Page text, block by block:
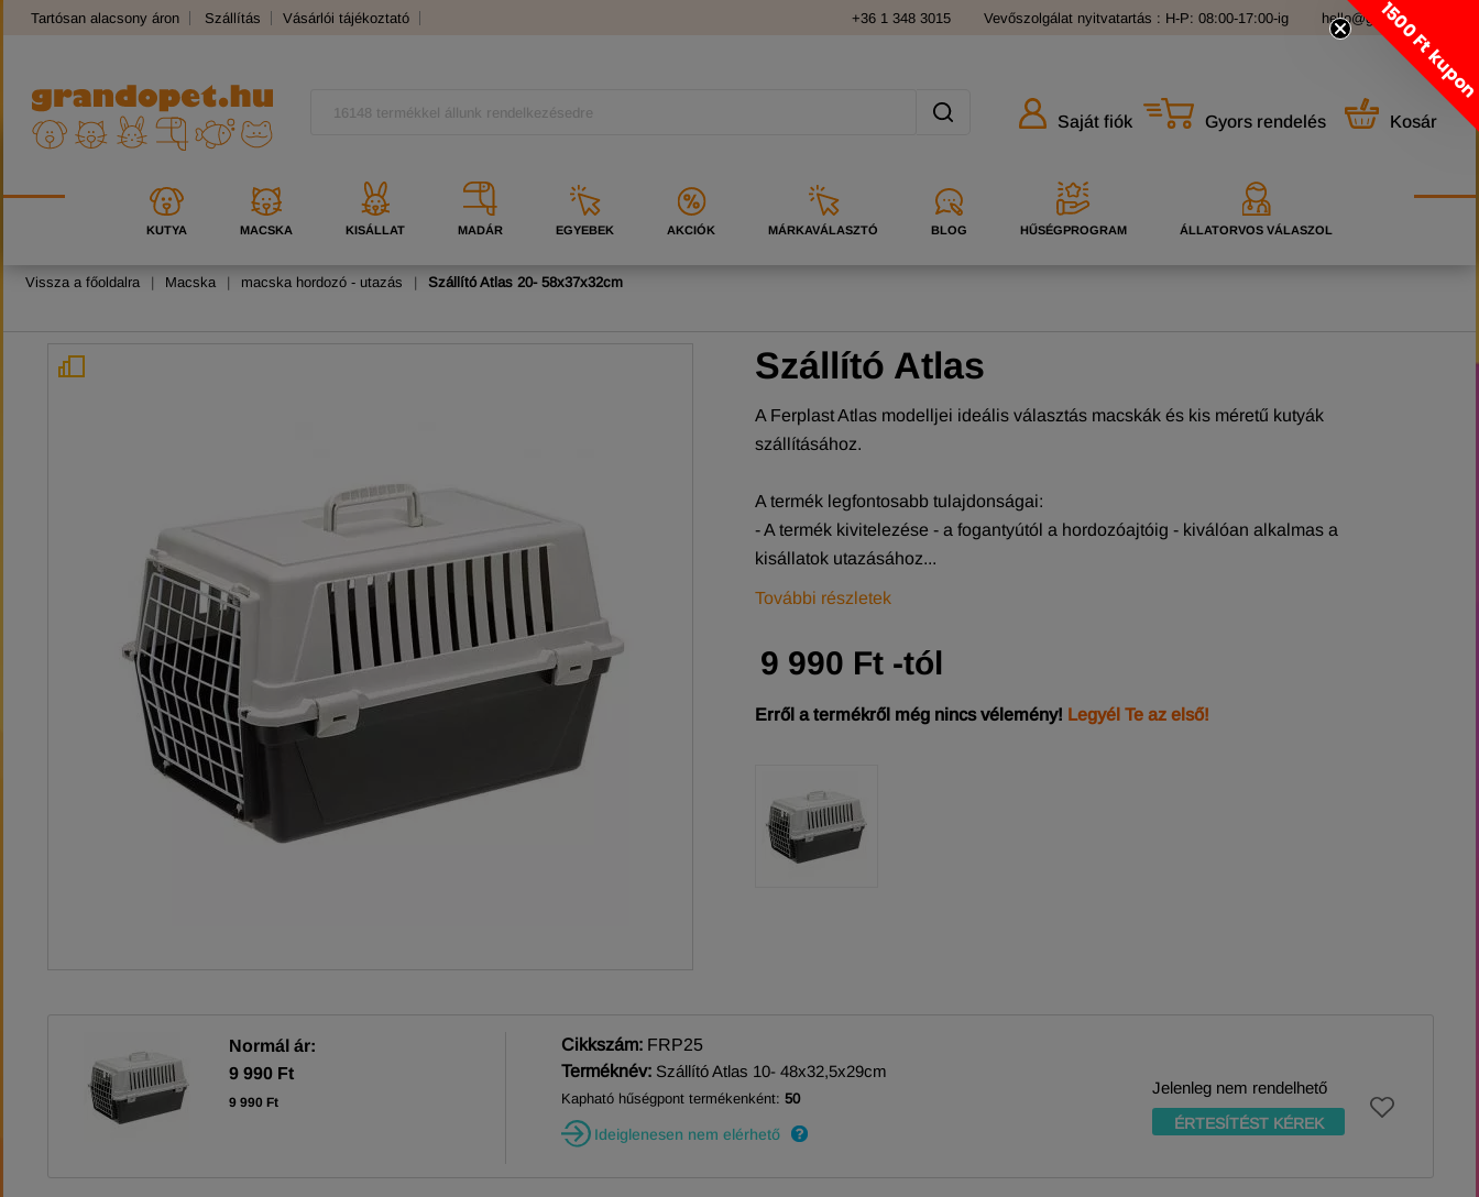
Tartósan alacsony áron Szállítás Vásárlói tájékoztató +36 1 348 3015 Vevőszolgálat nyitvatartás : H-P: 08:00-17:00-ig hello@grandopet.hu
Saját fiók Gyors rendelés Kosár
KUTYA MACSKA KISÁLLAT MADÁR EGYEBEK AKCIÓK MÁRKAVÁLASZTÓ BLOG HŰSÉGPROGRAM ÁLLATORVOS VÁLASZOL
Vissza a főoldalra | Macska | macska hordozó - utazás | Szállító Atlas 20- 58x37x32cm
Szállító Atlas
A Ferplast Atlas modelljei ideális választás macskák és kis méretű kutyák
szállításához.
A termék legfontosabb tulajdonságai:
- A termék kivitelezése - a fogantyútól a hordozóajtóig - kiválóan alkalmas a
kisállatok utazásához...
További részletek
9 990 Ft -tól
Erről a termékről még nincs vélemény! Legyél Te az első!
Normál ár:
9 990 Ft
9 990 Ft
Cikkszám: FRP25
Terméknév: Szállító Atlas 10- 48x32,5x29cm
Kapható hűségpont termékenként: 50
Ideiglenesen nem elérhető
Jelenleg nem rendelhető
ÉRTESÍTÉST KÉREK
1500 Ft